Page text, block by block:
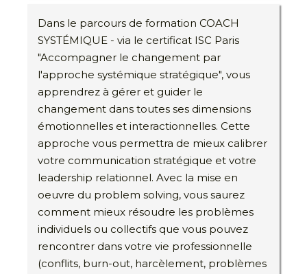
Dans le parcours de formation COACH
SYSTÉMIQUE - via le certificat ISC Paris
"Accompagner le changement par
l'approche systémique stratégique", vous
apprendrez à gérer et guider le
changement dans toutes ses dimensions
émotionnelles et interactionnelles. Cette
approche vous permettra de mieux calibrer
votre communication stratégique et votre
leadership relationnel. Avec la mise en
oeuvre du problem solving, vous saurez
comment mieux résoudre les problèmes
individuels ou collectifs que vous pouvez
rencontrer dans votre vie professionnelle
(conflits, burn-out, harcèlement, problèmes